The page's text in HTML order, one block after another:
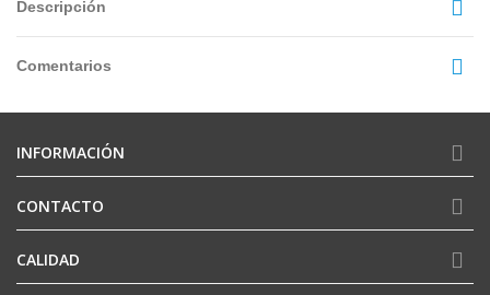
Descripción
Comentarios
INFORMACIÓN
CONTACTO
CALIDAD